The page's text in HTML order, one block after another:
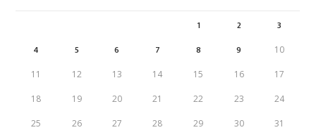
1 2
3
4
5 6 7 8 9 10
11 12 13 14 15 16 17
18 19 20 21 22 23 24
25 26 27 28 29 30 31